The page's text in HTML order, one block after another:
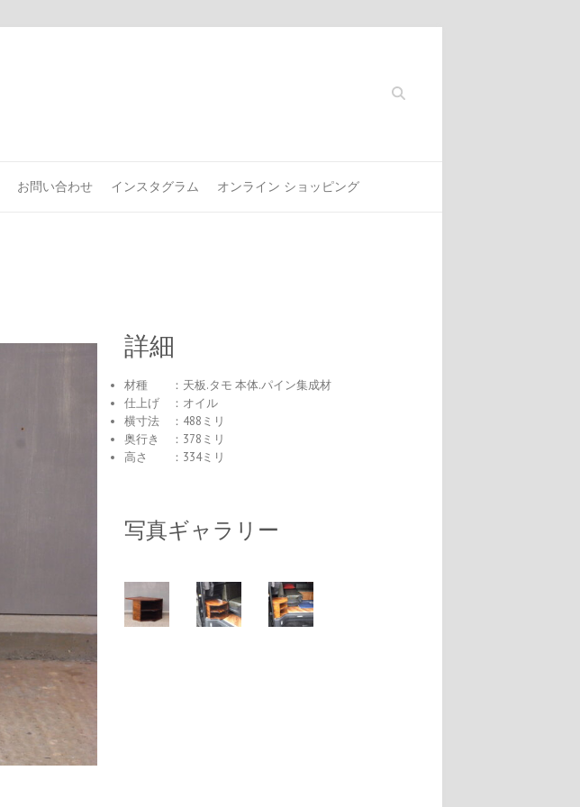
Search
お問い合わせ インスタグラム オンライン ショッピング
詳細
材種 ：天板.タモ 本体.パイン集成材
仕上げ ：オイル
横寸法 ：488ミリ
奥行き ：378ミリ
高さ ：334ミリ
写真ギャラリー